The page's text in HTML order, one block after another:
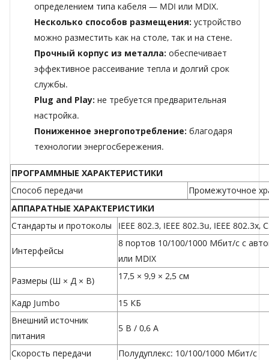
определением типа кабеля — MDI или MDIX.
Несколько способов размещения: устройство
можно разместить как на столе, так и на стене.
Прочный корпус из металла: обеспечивает
эффективное рассеивание тепла и долгий срок
службы.
Plug and Play: не требуется предварительная
настройка.
Пониженное энергопотребление: благодаря
технологии энергосбережения.
ПРОГРАММНЫЕ ХАРАКТЕРИСТИКИ
Способ передачи
Промежуточное
АППАРАТНЫЕ ХАРАКТЕРИСТИКИ
Стандарты и протоколы
IEEE 802.3, IEEE 802.3u, IEEE 802.3x,
Интерфейсы
8 портов 10/100/1000 Мбит/с с
или MDIX
Размеры (Ш × Д × В)
17,5 × 9,9 × 2,5 см
Кадр Jumbo
15 КБ
Внешний источник
питания
5 В / 0,6 А
Скорость передачи
Полудуплекс: 10/100/1000 Мбит/с